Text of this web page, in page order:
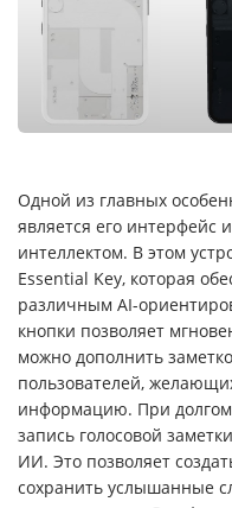
Одной из главных
является его интерфейс
интеллектом. В этом
Essential Key, которая
различным AI-
кнопки позволяет
можно дополнить
пользователей,
информацию. При
запись голосовой
ИИ. Это позволяет
сохранить услышанные